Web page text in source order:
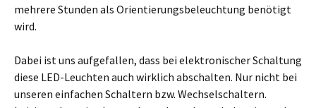
mehrere Stunden als Orientierungsbeleuchtung benötigt
wird.
Dabei ist uns aufgefallen, dass bei elektronischer Schaltung
diese LED-Leuchten auch wirklich abschalten. Nur nicht bei
unseren einfachen Schaltern bzw. Wechselschaltern.